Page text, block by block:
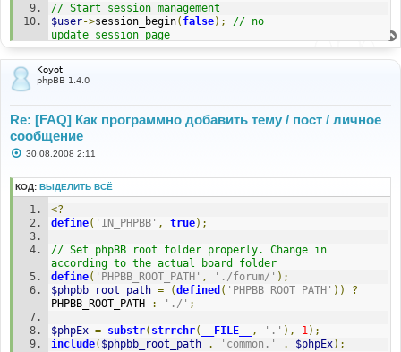
// Start session management
$user->session_begin( false);
// no
update_session_page
// session_create($user_id = false, $set_admin =
false, $persist_login = false, $viewonline = true)
$user ->
$auth->acl($user->data);
$user->setup();
$my_subject
test [русский сабж 3] text'
[русский текст 3] a text', 'windows-1251'));
// variables to hold the parameters for submit_post
$poll
= $uid = $bitfield
generate_text_for_storage ($my_subject, $uid,
$bitfield , $options, false, false, false
generate_text_for_storage
$my_text, $uid
$options, true, true, true);
'forum_id'
=> [ FORUM_ID_HERE ],
'icon_id'
=> false ,
Koyot
phpBB 1.4.0
Re: [FAQ] Как программно добавить тему / пост / личное
сообщение
С
б
щ
30.08.2008 2:11
КОД: ВЫДЕЛИТЬ ВСЁ
<?
define( 'IN_PHPBB' , true);
// Set phpBB root folder properly. Change in
according to the actual board folder
define( 'PHPBB_ROOT_PATH' , './forum/' );
$phpbb_root_path = (defined ( 'PHPBB_ROOT_PATH' ))
?
PHPBB_ROOT_PATH
: './' ;
$phpEx = substr( strrchr( __FILE__ , '.' ), 1);
include( $phpbb_root_path . 'common.' . $phpEx);